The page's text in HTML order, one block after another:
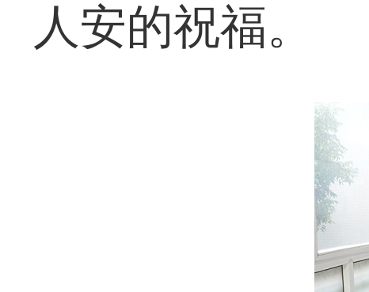
人安的祝福。